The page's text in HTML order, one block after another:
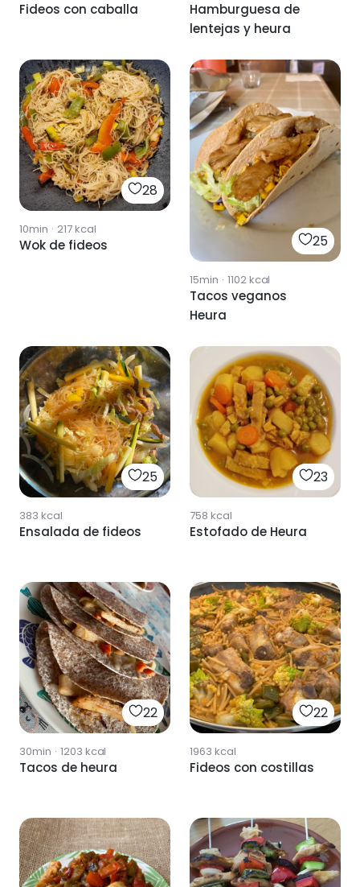
Fideos con caballa
Hamburguesa de
lentejas y heura
28
10min · 217kcal
Wok de fideos 25
15min · 1102kcal
Tacos veganos
Heura
25
383 kcal
Ensalada de fideos
23
758 kcal
Estofado de Heura
22
30min · 1203 kcal
Tacos de heura
22
1963 kcal
Fideos con costillas